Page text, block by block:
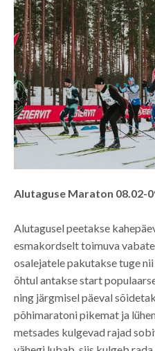
Alutaguse Maraton 08.02-
Alutagusel peetakse
esmakordselt toimuva
osalejatele pakutakse tuge
õhtul antakse start
ning järgmisel päeval
põhimaratoni pikemat ja
metsades kulgevad rajad